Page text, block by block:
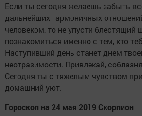
Если ты сегодня желаешь забыть
дальнейших гармоничных
человеком, то не упусти блестящий
познакомиться именно с тем, кто
Наступивший день станет днем
неотразимости. Привлекай,
Сегодня ты с тяжелым чувством
домашний уют.
Гороскоп на 24 мая 2019 Скорпион